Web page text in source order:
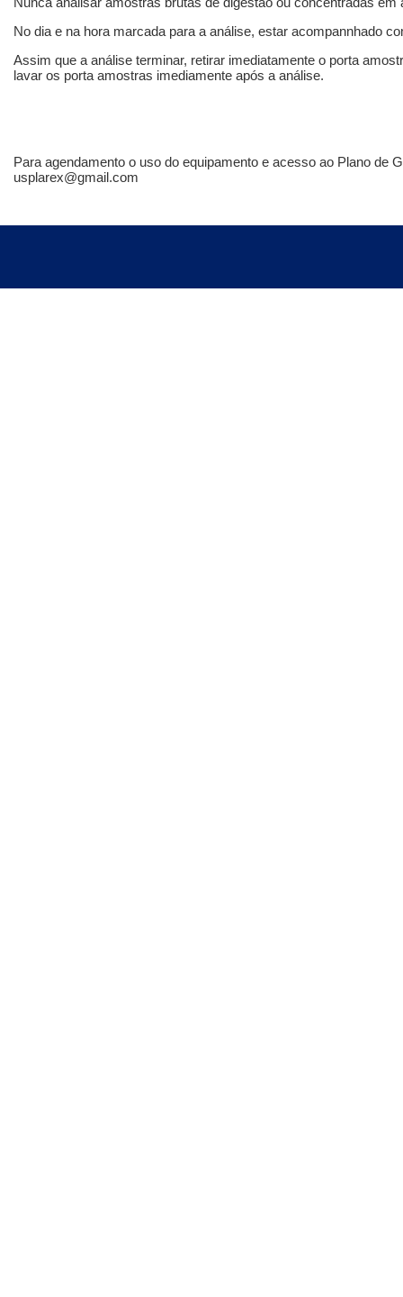
No dia e na hora marcada para a análise, estar acompannhado
Assim que a análise terminar, retirar imediatamente o porta
lavar os porta amostras imediamente após a análise.
Para agendamento o uso do equipamento e acesso ao Plano de
usplarex@gmail.com